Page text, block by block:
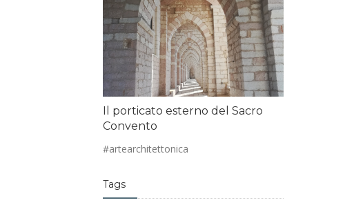
Il porticato esterno del Sacro
Convento
#artearchitettonica
Tags